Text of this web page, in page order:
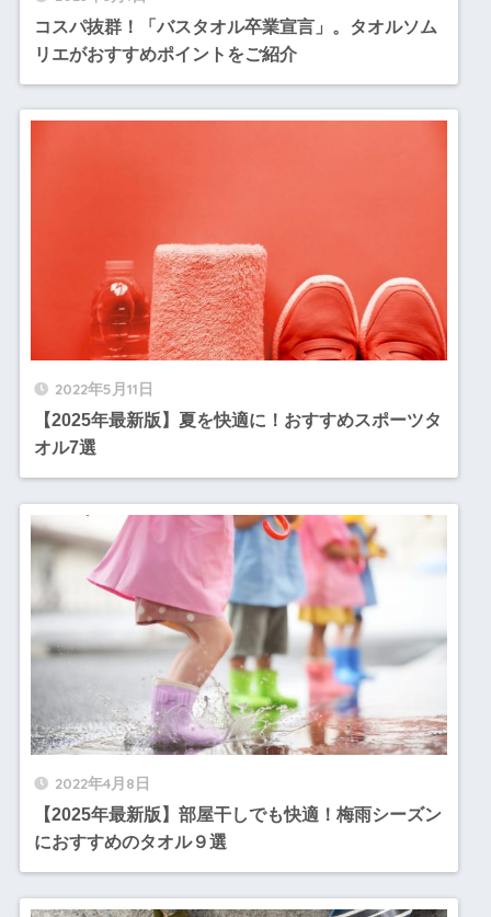
コスパ抜群！「バスタオル卒業宣言」。タオルソム
リエがおすすめポイントをご紹介
2022年5月11日
【2025年最新版】夏を快適に！おすすめスポーツタ
オル7選
2022年4月8日
【2025年最新版】部屋干しでも快適！梅雨シーズン
におすすめのタオル９選